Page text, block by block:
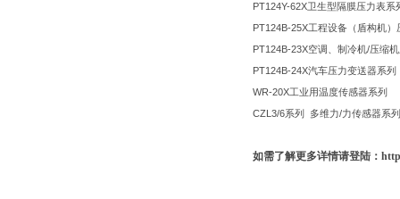
PT124Y-62X卫生型隔膜压力表系
PT124B-25X工程设备（盾构机）
PT124B-23X空调、制冷机/压缩
PT124B-24X汽车压力变送器系列
WR-20X工业用温度传感器系列
CZL3/6系列 多维力/力传感器系列
如需了解更多详情请登陆：